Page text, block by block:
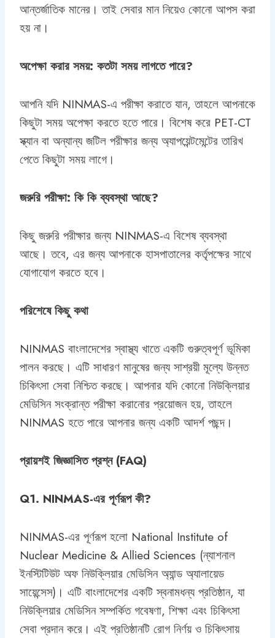
আন্তর্জাতিক মানের। তাই সেবার মান নিয়েও কোনো আপস করা
হয় না।
অপেক্ষা করার সময়: কতটা সময় লাগতে পারে?
আপনি যদি NINMAS-এ পরীক্ষা করাতে যান, তাহলে আপনাকে
কিছুটা সময় অপেক্ষা করতে হতে পারে। বিশেষ করে PET-CT
স্ক্যান বা অন্যান্য জটিল পরীক্ষার জন্য অ্যাপয়েন্টমেন্টের তারিখ
পেতে কিছুটা সময় লাগে।
জরুরি পরীক্ষা: কি কি ব্যবস্থা আছে?
কিছু জরুরি পরীক্ষার জন্য NINMAS-এ বিশেষ ব্যবস্থা
আছে। তবে, এর জন্য আপনাকে হাসপাতালের কর্তৃপক্ষের সাথে
যোগাযোগ করতে হবে।
পরিশেষে কিছু কথা
NINMAS বাংলাদেশের স্বাস্থ্য খাতে একটি গুরুত্বপূর্ণ ভূমিকা
পালন করছে। এটি সাধারণ মানুষের জন্য সাশ্রয়ী মূল্যে উন্নত
চিকিৎসা সেবা নিশ্চিত করছে। আপনার যদি কোনো নিউক্লিয়ার
মেডিসিন সংক্রান্ত পরীক্ষা করানোর প্রয়োজন হয়, তাহলে
NINMAS হতে পারে আপনার জন্য একটি আদর্শ পছন্দ।
প্রায়শই জিজ্ঞাসিত প্রশ্ন (FAQ)
Q1. NINMAS-এর পূর্ণরূপ কী?
NINMAS-এর পূর্ণরূপ হলো National Institute of
Nuclear Medicine & Allied Sciences (ন্যাশনাল
ইনস্টিটিউট অফ নিউক্লিয়ার মেডিসিন অ্যান্ড অ্যালায়েড
সায়েন্সেস)। এটি বাংলাদেশের একটি স্বনামধন্য প্রতিষ্ঠান, যা
নিউক্লিয়ার মেডিসিন সম্পর্কিত গবেষণা, শিক্ষা এবং চিকিৎসা
সেবা প্রদান করে। এই প্রতিষ্ঠানটি রোগ নির্ণয় ও চিকিৎসায়